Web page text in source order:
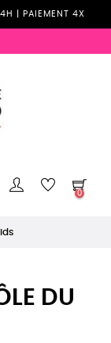
| PAIEMENT 4X
0
DU